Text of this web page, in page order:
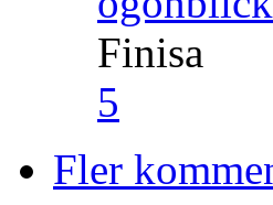
Finisa
5
Fler